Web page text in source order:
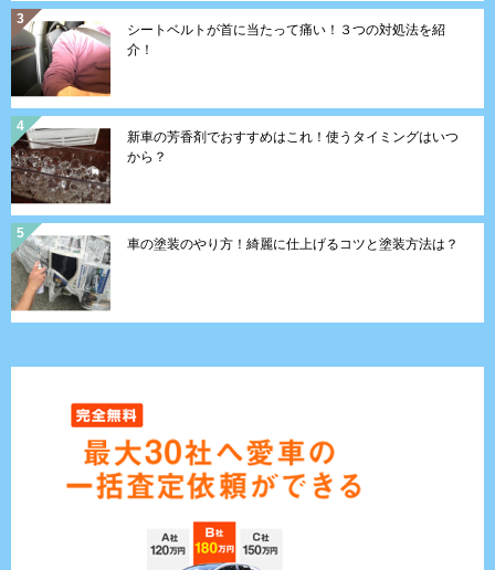
シートベルトが首に当たって痛い！３つの対処法を紹
介！
新車の芳香剤でおすすめはこれ！使うタイミングはいつ
から？
車の塗装のやり方！綺麗に仕上げるコツと塗装方法は？